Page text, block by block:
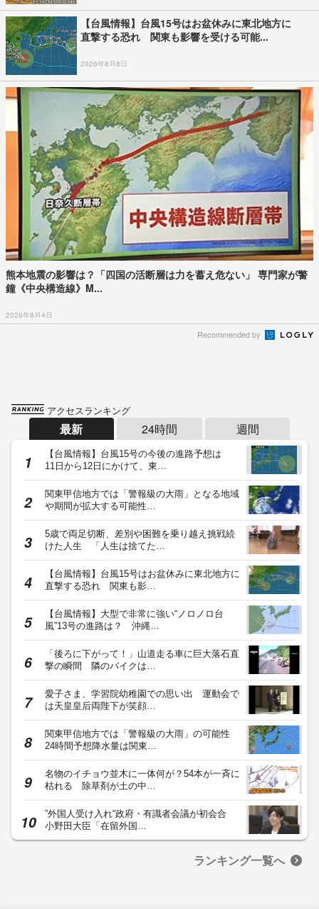
【台風情報】台風15号はお盆休みに東北地方に
直撃する恐れ 関東も影響を受ける可能...
2026年8月8日
熊本地震の影響は？「四国の活断層は力を蓄え危ない」 専門家が警
鐘《中央構造線》M...
2026年8月4日
Recommended by
アクセスランキング
最新 24時間 週間
【台風情報】台風15号の今後の進路予想は
11日から12日にかけて、東…
関東甲信地方では「警報級の大雨」となる地域
や期間が拡大する可能性…
5歳で両足切断、差別や困難を乗り越え挑戦続
けた人生 「人生は捨てた…
【台風情報】台風15号はお盆休みに東北地方に
直撃する恐れ 関東も影…
【台風情報】大型で非常に強い“ノロノロ台
風”13号の進路は？ 沖縄…
「後ろに下がって！」山道走る車に巨大落石直
撃の瞬間 隣のバイクは…
愛子さま、学習院幼稚園での思い出 運動会で
は天皇皇后両陛下が笑顔…
関東甲信地方では「警報級の大雨」の可能性
24時間予想降水量は関東…
名物のイチョウ並木に一体何が？54本が一斉に
枯れる 除草剤が土の中…
”外国人受け入れ“政府・有識者会議が初会合
小野田大臣「在留外国…
ランキング一覧へ